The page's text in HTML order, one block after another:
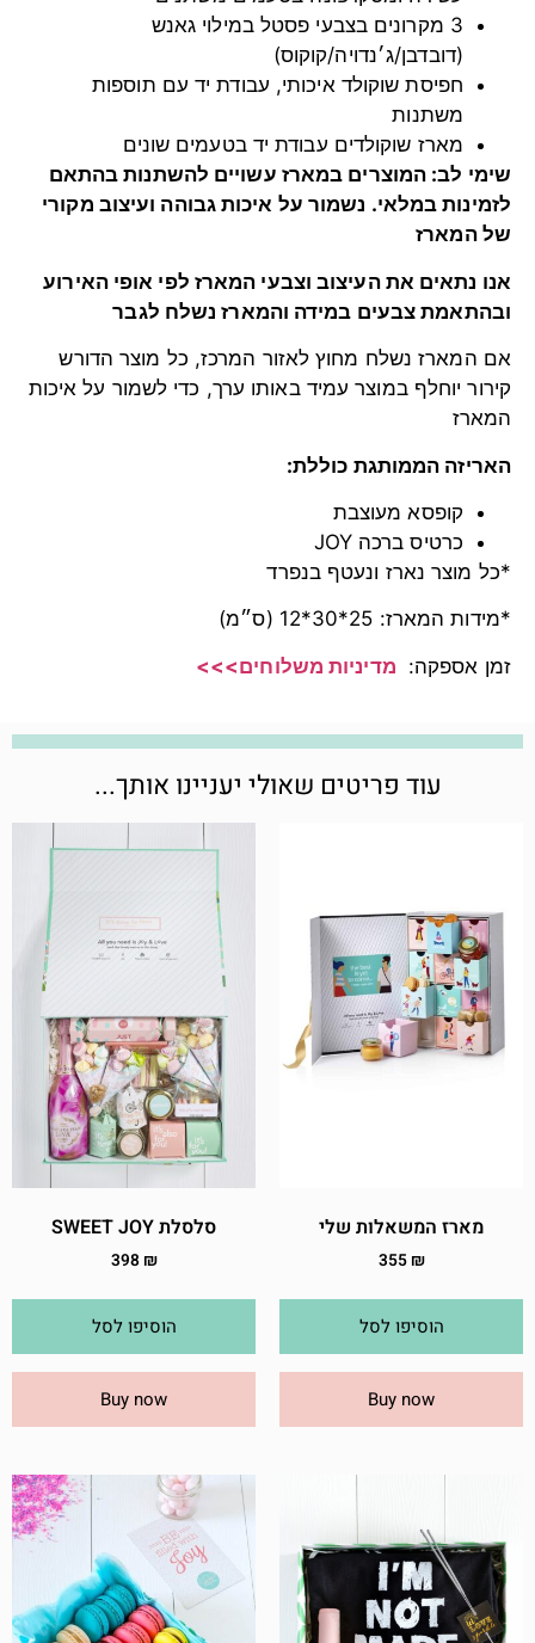
3 מקרונים בצבעי פסטל במילוי גאנש
(דובדבן/ג׳נדויה/קוקוס)
חפיסת שוקולד איכותי, עבודת יד עם תוספות
משתנות
מארז שוקולדים עבודת יד בטעמים שונים
שימי לב: המוצרים במארז עשויים להשתנות בהתאם
לזמינות במלאי. נשמור על איכות גבוהה ועיצוב מקורי
של המארז
אנו נתאים את העיצוב וצבעי המארז לפי אופי האירוע
ובהתאמת צבעים במידה והמארז נשלח לגבר
אם המארז נשלח מחוץ לאזור המרכז, כל מוצר הדורש
קירור יוחלף במוצר עמיד באותו ערך, כדי לשמור על איכות
המארז
האריזה הממותגת כוללת:
קופסא מעוצבת
כרטיס ברכה JOY
*כל מוצר נארז ונעטף בנפרד
*מידות המארז: 25*30*12 (ס״מ)
זמן אספקה: מדיניות משלוחים>>>
עוד פריטים שאולי יעניינו אותך...
מארז המשאלות שלי
355 ₪
הוסיפו לסל
Buy now
סלסלת SWEET JOY
398 ₪
הוסיפו לסל
Buy now